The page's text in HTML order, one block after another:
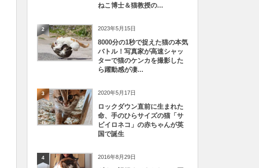
ねこ博士＆猫教授の...
2 2023年5月15日
8000分の1秒で捉えた猫の本気
バトル！写真家が高速シャッ
ターで猫のケンカを撮影した
ら躍動感が凄...
3 2020年5月17日
ロックダウン直前に生まれた
命、手のひらサイズの猫「サ
ビイロネコ」の赤ちゃんが英
国で誕生
4 2016年8月29日